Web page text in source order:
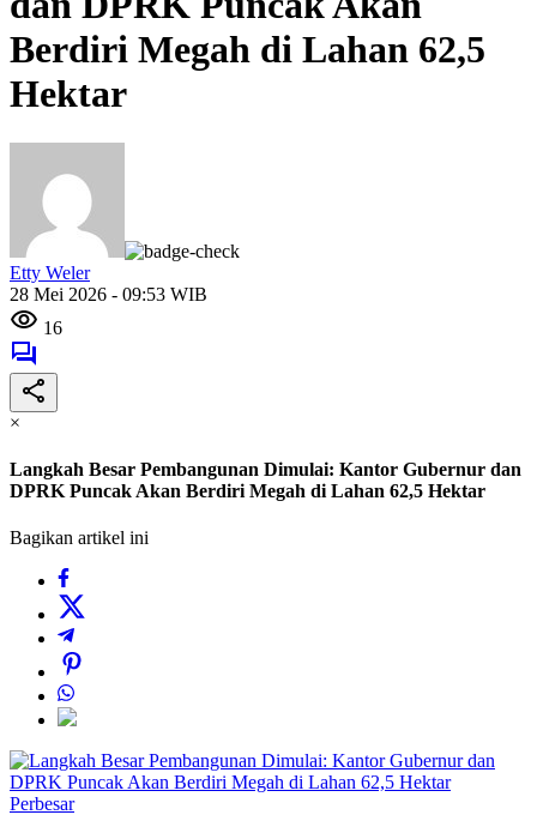
Berdiri Megah di Lahan 62,5
Hektar
Etty Weler
28 Mei 2026 - 09:53 WIB
16
×
Langkah Besar Pembangunan Dimulai: Kantor Gubernur dan
DPRK Puncak Akan Berdiri Megah di Lahan 62,5 Hektar
Bagikan artikel ini
Perbesar